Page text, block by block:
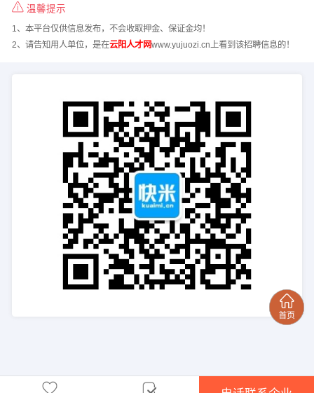
温馨提示
1、本平台仅供信息发布，不会收取押金、保证金均！
2、请告知用人单位，是在云阳人才网www.yujuozi.cn上看到该招聘信息的！